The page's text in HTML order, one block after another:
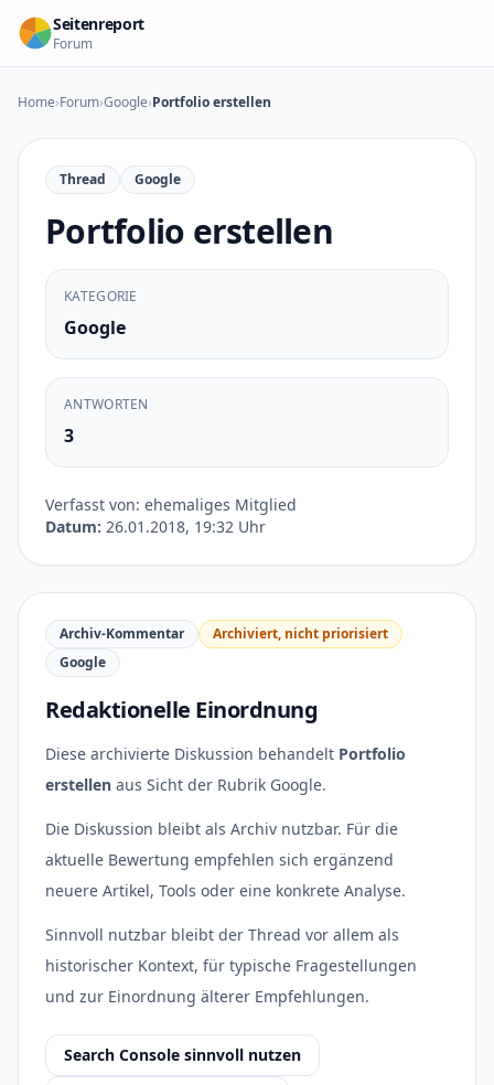
Zum Inhalt springen
Seitenreport
Forum
Home›Forum›Google›Portfolio erstellen
Thread Google
Portfolio erstellen
KATEGORIE
Google
ANTWORTEN
3
Verfasst von: ehemaliges Mitglied
Datum: 26.01.2018, 19:32 Uhr
Archiv-Kommentar
Archiviert, nicht priorisiert
Google
Redaktionelle Einordnung
Diese archivierte Diskussion behandelt Portfolio
erstellen aus Sicht der Rubrik Google.
Die Diskussion bleibt als Archiv nutzbar. Für die
aktuelle Bewertung empfehlen sich ergänzend
neuere Artikel, Tools oder eine konkrete Analyse.
Sinnvoll nutzbar bleibt der Thread vor allem als
historischer Kontext, für typische Fragestellungen
und zur Einordnung älterer Empfehlungen.
Search Console sinnvoll nutzen